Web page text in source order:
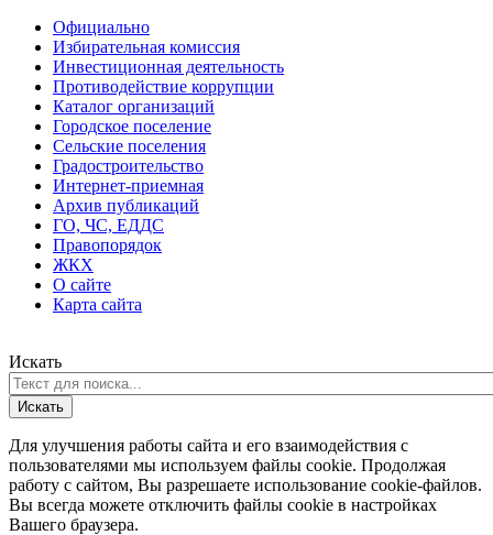
Официально
Избирательная комиссия
Инвестиционная деятельность
Противодействие коррупции
Каталог организаций
Городское поселение
Сельские поселения
Градостроительство
Интернет-приемная
Архив публикаций
ГО, ЧС, ЕДДС
Правопорядок
ЖКХ
О сайте
Карта сайта
Искать
Искать
Для улучшения работы сайта и его взаимодействия с
пользователями мы используем файлы cookie. Продолжая
работу с сайтом, Вы разрешаете использование cookie-файлов.
Вы всегда можете отключить файлы cookie в настройках
Вашего браузера.